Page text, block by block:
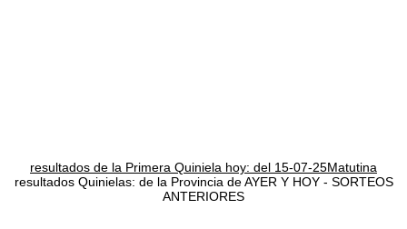
resultados de la Primera Quiniela hoy: del 15-07-25Matutina
resultados Quinielas: de la Provincia de AYER Y HOY - SORTEOS
ANTERIORES